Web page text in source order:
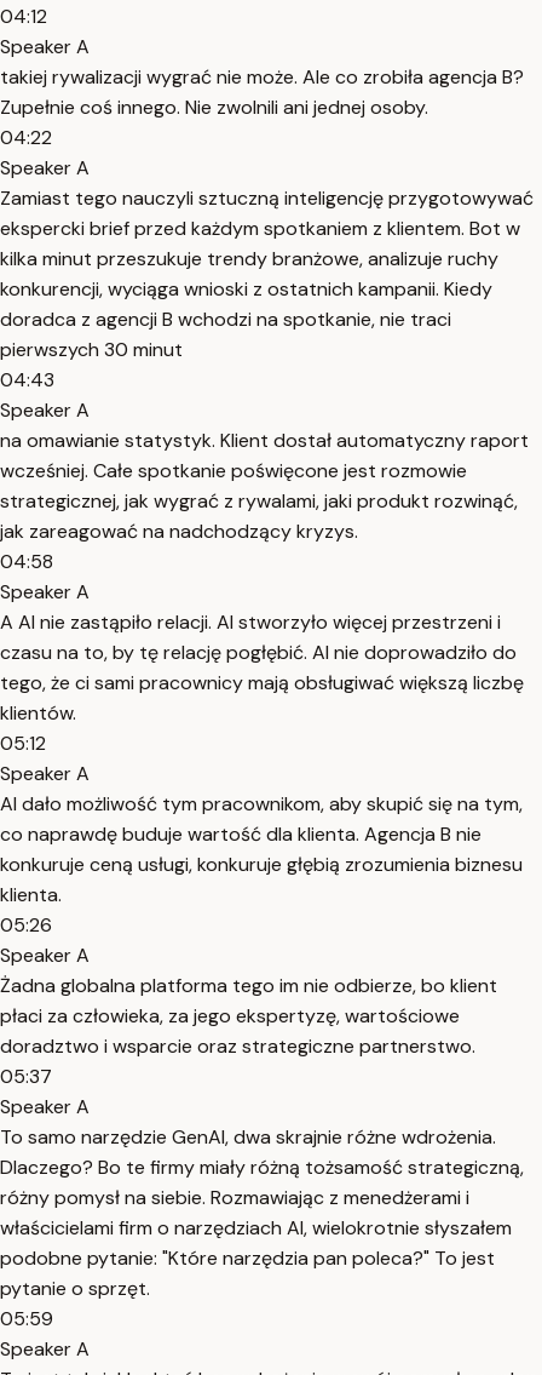
04:12
Speaker A
takiej rywalizacji wygrać nie może. Ale co zrobiła agencja B?
Zupełnie coś innego. Nie zwolnili ani jednej osoby.
04:22
Speaker A
Zamiast tego nauczyli sztuczną inteligencję przygotowywać
ekspercki brief przed każdym spotkaniem z klientem. Bot w
kilka minut przeszukuje trendy branżowe, analizuje ruchy
konkurencji, wyciąga wnioski z ostatnich kampanii. Kiedy
doradca z agencji B wchodzi na spotkanie, nie traci
pierwszych 30 minut
04:43
Speaker A
na omawianie statystyk. Klient dostał automatyczny raport
wcześniej. Całe spotkanie poświęcone jest rozmowie
strategicznej, jak wygrać z rywalami, jaki produkt rozwinąć,
jak zareagować na nadchodzący kryzys.
04:58
Speaker A
A AI nie zastąpiło relacji. AI stworzyło więcej przestrzeni i
czasu na to, by tę relację pogłębić. AI nie doprowadziło do
tego, że ci sami pracownicy mają obsługiwać większą liczbę
klientów.
05:12
Speaker A
AI dało możliwość tym pracownikom, aby skupić się na tym,
co naprawdę buduje wartość dla klienta. Agencja B nie
konkuruje ceną usługi, konkuruje głębią zrozumienia biznesu
klienta.
05:26
Speaker A
Żadna globalna platforma tego im nie odbierze, bo klient
płaci za człowieka, za jego ekspertyzę, wartościowe
doradztwo i wsparcie oraz strategiczne partnerstwo.
05:37
Speaker A
To samo narzędzie GenAI, dwa skrajnie różne wdrożenia.
Dlaczego? Bo te firmy miały różną tożsamość strategiczną,
różny pomysł na siebie. Rozmawiając z menedżerami i
właścicielami firm o narzędziach AI, wielokrotnie słyszałem
podobne pytanie: "Które narzędzia pan poleca?" To jest
pytanie o sprzęt.
05:59
Speaker A